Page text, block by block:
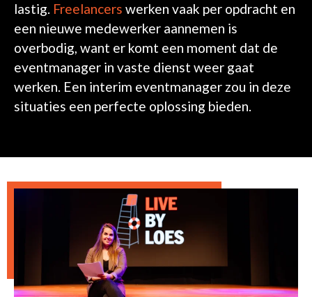
lastig. Freelancers werken vaak per opdracht en
een nieuwe medewerker aannemen is
overbodig, want er komt een moment dat de
eventmanager in vaste dienst weer gaat
werken. Een interim eventmanager zou in deze
situaties een perfecte oplossing bieden.